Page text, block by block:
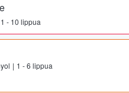
1 - 10 lippua
1 - 6 lippua